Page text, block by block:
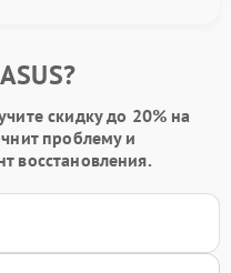
скидку до 20% на
проблему и
восстановления.